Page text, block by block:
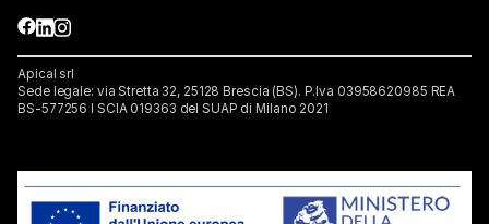
Apical srl
Sede legale: via Stretta 32, 25128 Brescia (BS). P.lva 03958620985 REA
BS-577256 I SCIA 019363 del SUAP di Milano 2021